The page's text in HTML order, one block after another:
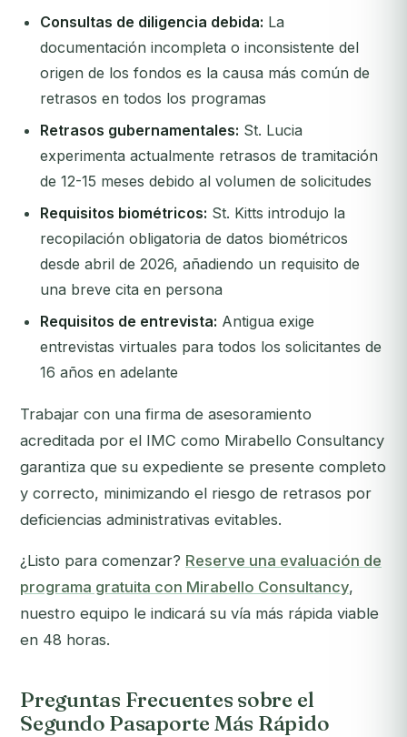
Consultas de diligencia debida: La
documentación incompleta o inconsistente del
origen de los fondos es la causa más común de
retrasos en todos los programas
Retrasos gubernamentales: St. Lucia
experimenta actualmente retrasos de tramitación
de 12-15 meses debido al volumen de solicitudes
Requisitos biométricos: St. Kitts introdujo la
recopilación obligatoria de datos biométricos
desde abril de 2026, añadiendo un requisito de
una breve cita en persona
Requisitos de entrevista: Antigua exige
entrevistas virtuales para todos los solicitantes de
16 años en adelante
Trabajar con una firma de asesoramiento
acreditada por el IMC como Mirabello Consultancy
garantiza que su expediente se presente completo
y correcto, minimizando el riesgo de retrasos por
deficiencias administrativas evitables.
¿Listo para comenzar? Reserve una evaluación de
programa gratuita con Mirabello Consultancy,
nuestro equipo le indicará su vía más rápida viable
en 48 horas.
Preguntas Frecuentes sobre el
Segundo Pasaporte Más Rápido